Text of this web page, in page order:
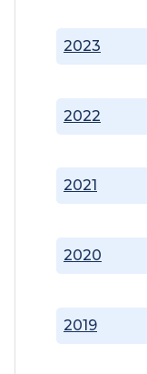
2019
2020
2021
2022
2023